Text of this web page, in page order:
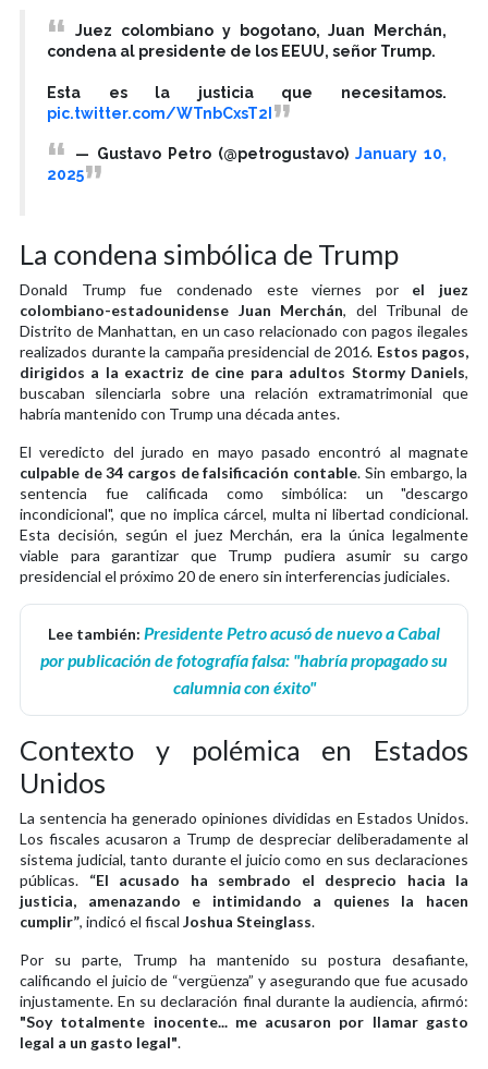
Juez colombiano y bogotano, Juan Merchán,
condena al presidente de los EEUU, señor Trump.
Esta es la justicia que necesitamos.
pic.twitter.com/WTnbCxsT2I
— Gustavo Petro (@petrogustavo) January 10,
2025
La condena simbólica de Trump
Donald Trump fue condenado este viernes por el juez
colombiano-estadounidense Juan Merchán, del Tribunal de
Distrito de Manhattan, en un caso relacionado con pagos ilegales
realizados durante la campaña presidencial de 2016. Estos pagos,
dirigidos a la exactriz de cine para adultos Stormy Daniels,
buscaban silenciarla sobre una relación extramatrimonial que
habría mantenido con Trump una década antes.
El veredicto del jurado en mayo pasado encontró al magnate
culpable de 34 cargos de falsificación contable. Sin embargo, la
sentencia fue calificada como simbólica: un "descargo
incondicional", que no implica cárcel, multa ni libertad condicional.
Esta decisión, según el juez Merchán, era la única legalmente
viable para garantizar que Trump pudiera asumir su cargo
presidencial el próximo 20 de enero sin interferencias judiciales.
Lee también: Presidente Petro acusó de nuevo a Cabal
por publicación de fotografía falsa: "habría propagado su
calumnia con éxito"
Contexto y polémica en Estados
Unidos
La sentencia ha generado opiniones divididas en Estados Unidos.
Los fiscales acusaron a Trump de despreciar deliberadamente al
sistema judicial, tanto durante el juicio como en sus declaraciones
públicas. “El acusado ha sembrado el desprecio hacia la
justicia, amenazando e intimidando a quienes la hacen
cumplir”, indicó el fiscal Joshua Steinglass.
Por su parte, Trump ha mantenido su postura desafiante,
calificando el juicio de “vergüenza” y asegurando que fue acusado
injustamente. En su declaración final durante la audiencia, afirmó:
"Soy totalmente inocente... me acusaron por llamar gasto
legal a un gasto legal".